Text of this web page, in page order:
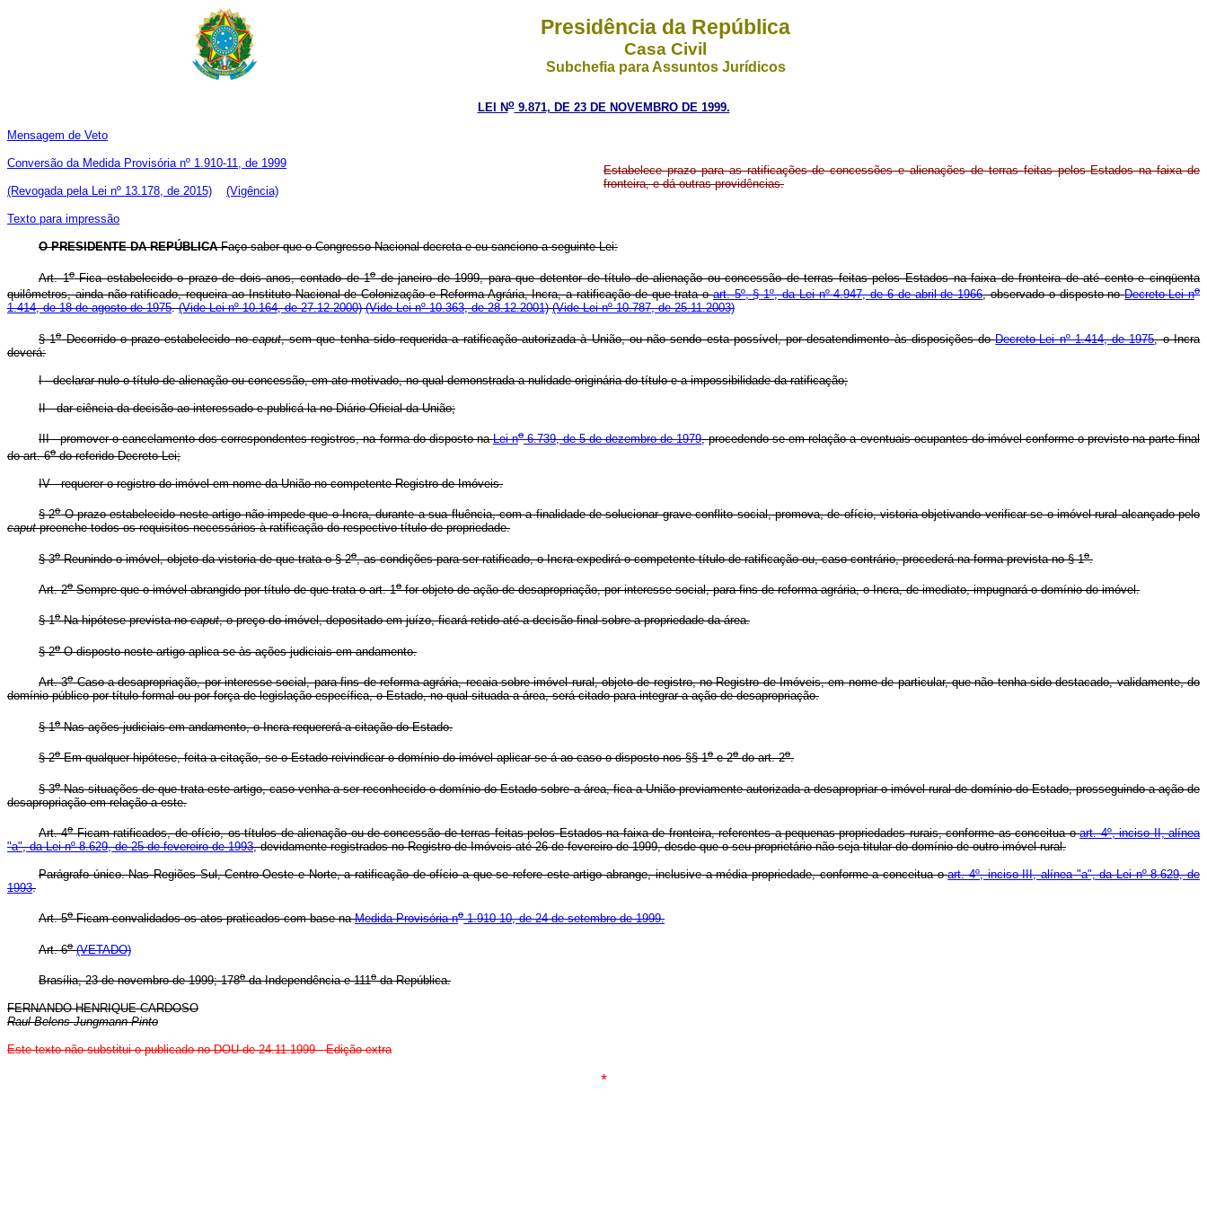
Presidência da República
Casa Civil
Subchefia para Assuntos Jurídicos
LEI No9.871, DE 23 DE NOVEMBRO DE 1999.
Mensagem de Veto
Conversão da Medida Provisória nº 1.910-11, de 1999
(Revogada pela Lei nº 13.178, de 2015) (Vigência)
Texto para impressão
Estabelece prazo para as ratificações de concessões e alienações de terras feitas pelos Estados na faixa de
fronteira, e dá outras providências.
O PRESIDENTE DA REPÚBLICAFaço saber que o Congresso Nacional decreta e eu sanciono a seguinte Lei:
Art. 1oFica estabelecido o prazo de dois anos, contado de 1ode janeiro de 1999, para que detentor de título de alienação ou concessão de terras feitas pelos Estados na faixa de fronteira de até cento e cinqüenta
quilômetros, ainda não ratificado, requeira ao Instituto Nacional de Colonização e Reforma Agrária, Incra, a ratificação de que trata oart. 5º, § 1º, da Lei nº 4.947, de 6 de abril de 1966, observado o disposto noDecreto-Lei no
1.414, de 18 de agosto de 1975.(Vide Lei nº 10.164, de 27.12.2000) (Vide Lei nº 10.363, de 28.12.2001) (Vide Lei nº 10.787, de 25.11.2003)
§ 1oDecorrido o prazo estabelecido nocaput, sem que tenha sido requerida a ratificação autorizada à União, ou não sendo esta possível, por desatendimento às disposições doDecreto-Lei nº 1.414, de 1975, o Incra
deverá:
I - declarar nulo o título de alienação ou concessão, em ato motivado, no qual demonstrada a nulidade originária do título e a impossibilidade da ratificação;
II - dar ciência da decisão ao interessado e publicá-la no Diário Oficial da União;
III - promover o cancelamento dos correspondentes registros, na forma do disposto naLei no6.739, de 5 de dezembro de 1979, procedendo-se em relação a eventuais ocupantes do imóvel conforme o previsto na parte final
do art. 6odo referido Decreto-Lei;
IV - requerer o registro do imóvel em nome da União no competente Registro de Imóveis.
§ 2oO prazo estabelecido neste artigo não impede que o Incra, durante a sua fluência, com a finalidade de solucionar grave conflito social, promova, de ofício, vistoria objetivando verificar se o imóvel rural alcançado pelo
caputpreenche todos os requisitos necessários à ratificação do respectivo título de propriedade.
§ 3oReunindo o imóvel, objeto da vistoria de que trata o § 2o, as condições para ser ratificado, o Incra expedirá o competente título de ratificação ou, caso contrário, procederá na forma prevista no § 1o.
Art. 2oSempre que o imóvel abrangido por título de que trata o art. 1ofor objeto de ação de desapropriação, por interesse social, para fins de reforma agrária, o Incra, de imediato, impugnará o domínio do imóvel.
§ 1oNa hipótese prevista nocaput, o preço do imóvel, depositado em juízo, ficará retido até a decisão final sobre a propriedade da área.
§ 2oO disposto neste artigo aplica-se às ações judiciais em andamento.
Art. 3oCaso a desapropriação, por interesse social, para fins de reforma agrária, recaia sobre imóvel rural, objeto de registro, no Registro de Imóveis, em nome de particular, que não tenha sido destacado, validamente, do
domínio público por título formal ou por força de legislação específica, o Estado, no qual situada a área, será citado para integrar a ação de desapropriação.
§ 1oNas ações judiciais em andamento, o Incra requererá a citação do Estado.
§ 2oEm qualquer hipótese, feita a citação, se o Estado reivindicar o domínio do imóvel aplicar-se-á ao caso o disposto nos §§ 1oe 2odo art. 2o.
§ 3oNas situações de que trata este artigo, caso venha a ser reconhecido o domínio do Estado sobre a área, fica a União previamente autorizada a desapropriar o imóvel rural de domínio do Estado, prosseguindo a ação de
desapropriação em relação a este.
Art. 4oFicam ratificados, de ofício, os títulos de alienação ou de concessão de terras feitas pelos Estados na faixa de fronteira, referentes a pequenas propriedades rurais, conforme as conceitua oart. 4º, inciso II, alínea
"a", da Lei nº 8.629, de 25 de fevereiro de 1993, devidamente registrados no Registro de Imóveis até 26 de fevereiro de 1999, desde que o seu proprietário não seja titular do domínio de outro imóvel rural.
Parágrafo único. Nas Regiões Sul, Centro-Oeste e Norte, a ratificação de ofício a que se refere este artigo abrange, inclusive a média propriedade, conforme a conceitua oart. 4º, inciso III, alínea "a", da Lei nº 8.629, de
1993.
Art. 5oFicam convalidados os atos praticados com base naMedida Provisória no1.910-10, de 24 de setembro de 1999.
Art. 6o (VETADO)
Brasília, 23 de novembro de 1999; 178oda Independência e 111oda República.
FERNANDO HENRIQUE CARDOSO
Raul Belens Jungmann Pinto
Este texto não substitui o publicado no DOU de 24.11.1999- Edição extra
*